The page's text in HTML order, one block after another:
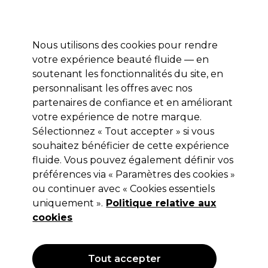
Se connecter
Marques Bons plans Coiffure Electro et Matériel
Coiffure Soins Capillaires Shampooing
Shampooing
Notre gamme de mousses et de sprays capillaires offre une
vaste palette de soins professionnels qui sublimeront les
cheveux de vos client(e)s. Découvrez notre sélection de
sprays protecteurs contre la chaleur, hydratants,
Redken
les produits OLAPLEX et bien d’autres encore.
Lire la suite
Filters
Nous utilisons des cookies pour rendre
votre expérience beauté fluide — en
soutenant les fonctionnalités du site, en
personnalisant les offres avec nos
partenaires de confiance et en améliorant
votre expérience de notre marque.
Sélectionnez « Tout accepter » si vous
souhaitez bénéficier de cette expérience
fluide. Vous pouvez également définir vos
préférences via « Paramètres des cookies »
ou continuer avec « Cookies essentiels
uniquement ». Politique relative aux
cookies
Tout accepter